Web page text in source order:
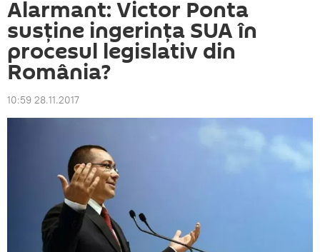
Alarmant: Victor Ponta
susține ingerința SUA în
procesul legislativ din
România?
10:59 28.11.2017